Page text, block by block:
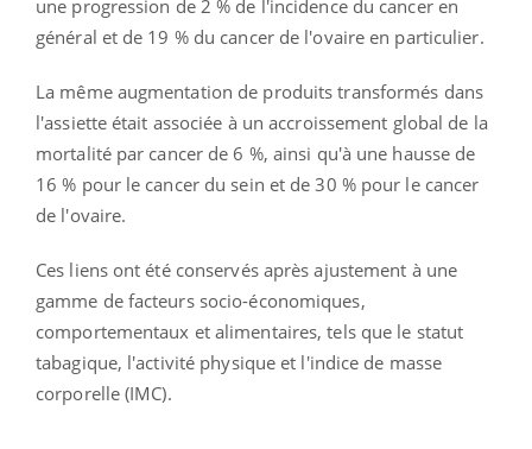
une progression de 2 % de l'incidence du cancer en
général et de 19 % du cancer de l'ovaire en particulier.
La même augmentation de produits transformés dans
l'assiette était associée à un accroissement global de la
mortalité par cancer de 6 %, ainsi qu'à une hausse de
16 % pour le cancer du sein et de 30 % pour le cancer
de l'ovaire.
Ces liens ont été conservés après ajustement à une
gamme de facteurs socio-économiques,
comportementaux et alimentaires, tels que le statut
tabagique, l'activité physique et l'indice de masse
corporelle (IMC).